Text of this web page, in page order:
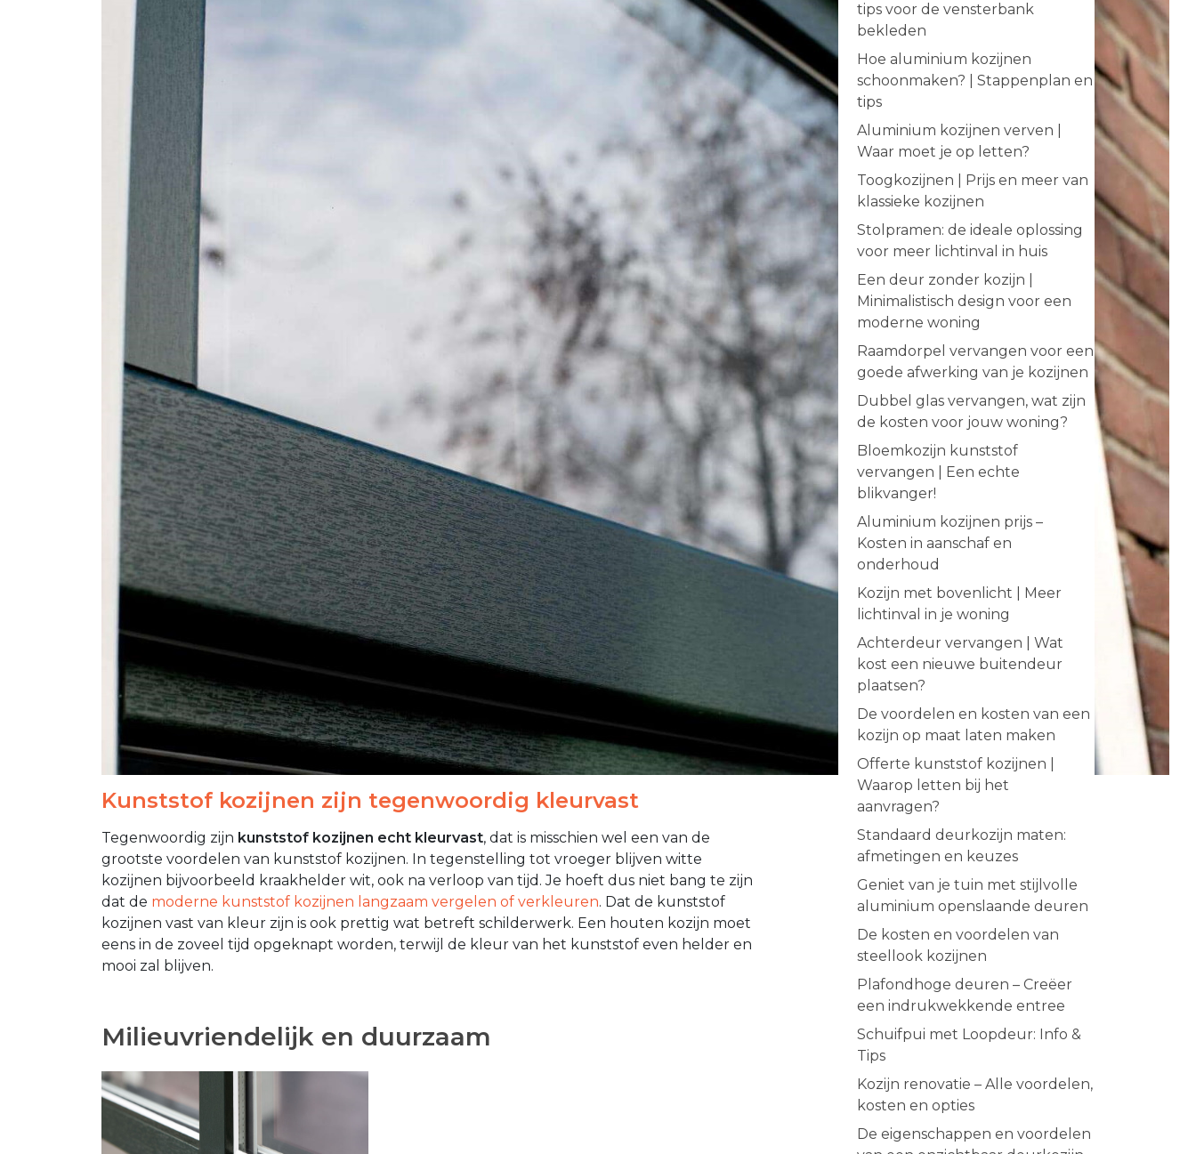
Kunststof kozijnen zijn tegenwoordig kleurvast
Tegenwoordig zijn kunststof kozijnen echt kleurvast, dat is misschien wel een van de
grootste voordelen van kunststof kozijnen. In tegenstelling tot vroeger blijven witte
kozijnen bijvoorbeeld kraakhelder wit, ook na verloop van tijd. Je hoeft dus niet bang te zijn
dat de moderne kunststof kozijnen langzaam vergelen of verkleuren. Dat de kunststof
kozijnen vast van kleur zijn is ook prettig wat betreft schilderwerk. Een houten kozijn moet
eens in de zoveel tijd opgeknapt worden, terwijl de kleur van het kunststof even helder en
mooi zal blijven.
Milieuvriendelijk en duurzaam
tips voor de vensterbank
bekleden
Hoe aluminium kozijnen
schoonmaken? | Stappenplan en
tips
Aluminium kozijnen verven |
Waar moet je op letten?
Toogkozijnen | Prijs en meer van
klassieke kozijnen
Stolpramen: de ideale oplossing
voor meer lichtinval in huis
Een deur zonder kozijn |
Minimalistisch design voor een
moderne woning
Raamdorpel vervangen voor een
goede afwerking van je kozijnen
Dubbel glas vervangen, wat zijn
de kosten voor jouw woning?
Bloemkozijn kunststof
vervangen | Een echte
blikvanger!
Aluminium kozijnen prijs –
Kosten in aanschaf en
onderhoud
Kozijn met bovenlicht | Meer
lichtinval in je woning
Achterdeur vervangen | Wat
kost een nieuwe buitendeur
plaatsen?
De voordelen en kosten van een
kozijn op maat laten maken
Offerte kunststof kozijnen |
Waarop letten bij het
aanvragen?
Standaard deurkozijn maten:
afmetingen en keuzes
Geniet van je tuin met stijlvolle
aluminium openslaande deuren
De kosten en voordelen van
steellook kozijnen
Plafondhoge deuren – Creëer
een indrukwekkende entree
Schuifpui met Loopdeur: Info &
Tips
Kozijn renovatie – Alle voordelen,
kosten en opties
De eigenschappen en voordelen